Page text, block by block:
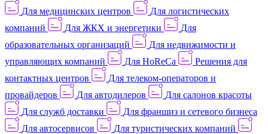
Для медицинских центров
Для логистических
компаний
Для ЖКХ и энергетики
Для
образовательных организаций
Для недвижимости и
управляющих компаний
Для HoReCa
Решения для
контактных центров
Для телеком-операторов и
провайдеров
Для автодилеров
Для салонов красоты
Для служб доставки
Для франшиз и сетевого бизнеса
Для автосервисов
Для туристических компаний